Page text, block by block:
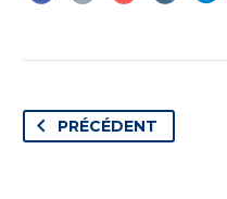
PRÉCÉDENT